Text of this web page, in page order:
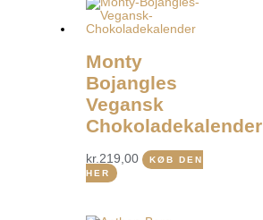
Monty
Bojangles
Vegansk
Chokoladekalender
kr. 219,00
KØB DEN
HER